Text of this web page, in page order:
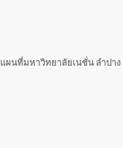
แผนที่มหาวิทยาลัยเนชั่น ลำปาง